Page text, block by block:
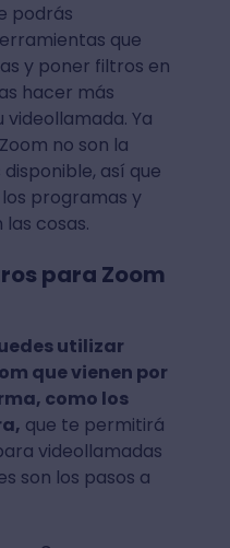
podrás
que
y poner filtros en
hacer más
Ya
no son la
así que
programas y
cosas.
para Zoom
utilizar
que vienen por
como los
que te permitirá
videollamadas
son los pasos a